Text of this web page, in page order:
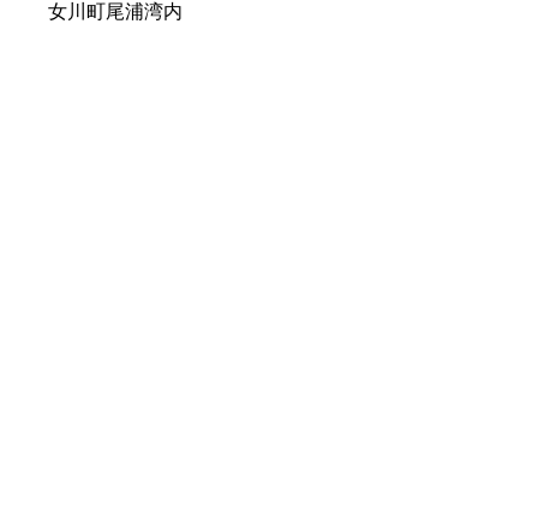
女川町尾浦湾内